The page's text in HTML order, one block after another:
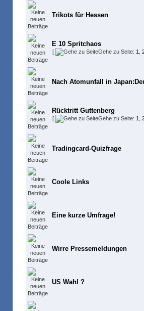
Trikots für Hessen
E 10 Spritchaos
[ Gehe zu Seite: 1
Nach Atomunfall in
Rücktritt Guttenberg
[ Gehe zu Seite: 1
Tradingcard-Quizfrage
Coole Links
Eine kurze Umfrage!
Wirre Pressemeldungen
US Wahl ?